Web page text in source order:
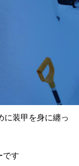
に装甲を身に纏っ
です